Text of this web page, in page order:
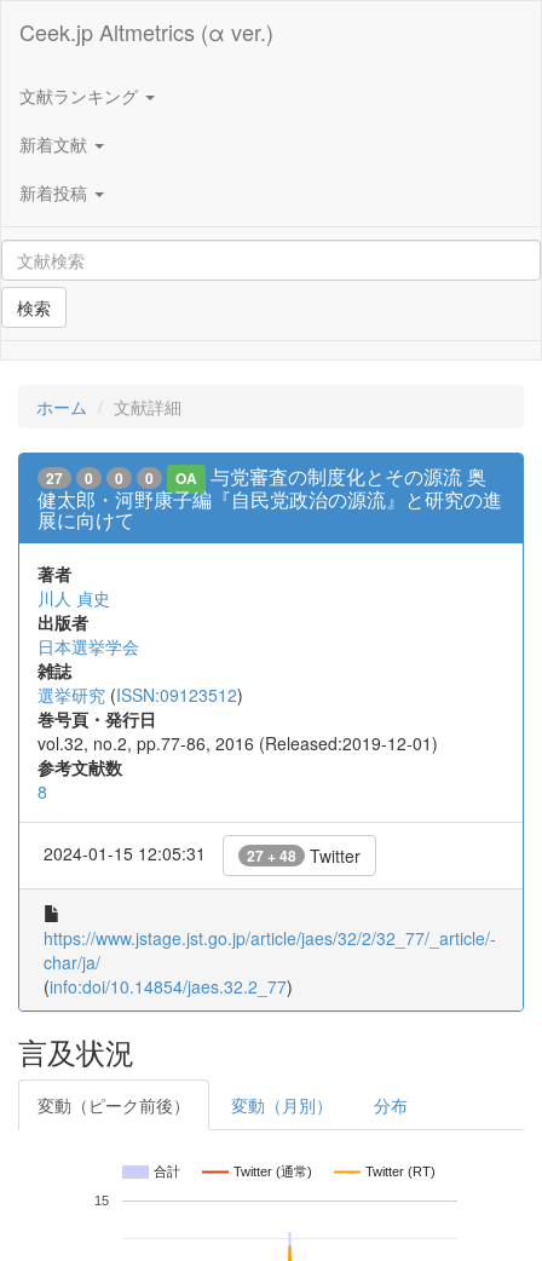
Ceek.jp Altmetrics (α ver.)
文献ランキング
新着文献
新着投稿
検索
ホーム 文献詳細
27 0 0 0 OA
与党審査の制度化とその源流 奥
健太郎・河野康子編『自民党政治の源流』と研究の進
展に向けて
著者
川人 貞史
出版者
日本選挙学会
雑誌
選挙研究 (ISSN:09123512)
巻号頁・発行日
vol.32, no.2, pp.77-86, 2016 (Released:2019-12-01)
参考文献数
8
2024-01-15 12:05:31 27 + 48 Twitter
https://www.jstage.jst.go.jp/article/jaes/32/2/32_77/_article/-
char/ja/
(info:doi/10.14854/jaes.32.2_77)
言及状況
変動（ピーク前後） 変動（月別） 分布
合計 Twitter (通常) Twitter (RT)
15